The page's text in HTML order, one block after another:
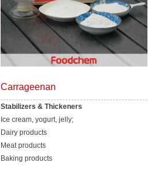
Carrageenan
Stabilizers & Thickeners
Ice cream, yogurt, jelly;
Dairy products
Meat products
Baking products